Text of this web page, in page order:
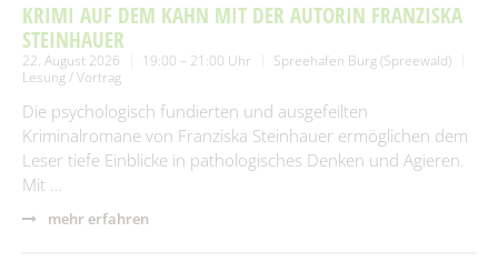
KRIMI AUF DEM KAHN MIT DER AUTORIN FRANZISKA
STEINHAUER
22. August 2026 19:00 – 21:00 Uhr
Spreehafen Burg (Spreewald)
Lesung / Vortrag
Die psychologisch fundierten und ausgefeilten
Kriminalromane von Franziska Steinhauer ermöglichen dem
Leser tiefe Einblicke in pathologisches Denken und Agieren.
Mit …
mehr erfahren